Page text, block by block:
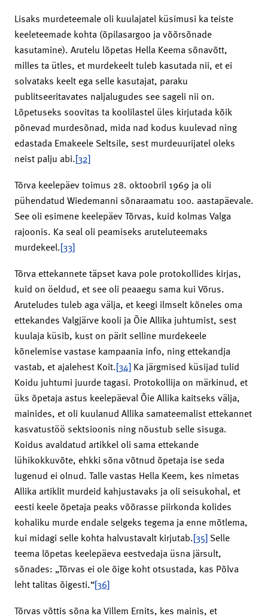
Lisaks murdeteemale oli kuulajatel küsimusi ka teiste
keeleteemade kohta (õpilasargoo ja võõrsõnade
kasutamine). Arutelu lõpetas Hella Keema sõnavõtt,
milles ta ütles, et murdekeelt tuleb kasutada nii, et ei
solvataks keelt ega selle kasutajat, paraku
publitseeritavates naljalugudes see sageli nii on.
Lõpetuseks soovitas ta koolilastel üles kirjutada kõik
põnevad murdesõnad, mida nad kodus kuulevad ning
edastada Emakeele Seltsile, sest murdeuurijatel oleks
neist palju abi.[32]
Tõrva keelepäev toimus 28. oktoobril 1969 ja oli
pühendatud Wiedemanni sõnaraamatu 100. aastapäevale.
See oli esimene keelepäev Tõrvas, kuid kolmas Valga
rajoonis. Ka seal oli peamiseks aruteluteemaks
murdekeel.[33]
Tõrva ettekannete täpset kava pole protokollides kirjas,
kuid on öeldud, et see oli peaaegu sama kui Võrus.
Aruteludes tuleb aga välja, et keegi ilmselt kõneles oma
ettekandes Valgjärve kooli ja Õie Allika juhtumist, sest
kuulaja küsib, kust on pärit selline murdekeele
kõnelemise vastase kampaania info, ning ettekandja
vastab, et ajalehest Koit.[34] Ka järgmised küsijad tulid
Koidu juhtumi juurde tagasi. Protokollija on märkinud, et
üks õpetaja astus keelepäeval Õie Allika kaitseks välja,
mainides, et oli kuulanud Allika samateemalist ettekannet
kasvatustöö sektsioonis ning nõustub selle sisuga.
Koidus avaldatud artikkel oli sama ettekande
lühikokkuvõte, ehkki sõna võtnud õpetaja ise seda
lugenud ei olnud. Talle vastas Hella Keem, kes nimetas
Allika artiklit murdeid kahjustavaks ja oli seisukohal, et
eesti keele õpetaja peaks võõrasse piirkonda kolides
kohaliku murde endale selgeks tegema ja enne mõtlema,
kui midagi selle kohta halvustavalt kirjutab.[35] Selle
teema lõpetas keelepäeva eestvedaja üsna järsult,
sõnades: „Tõrvas ei ole õige koht otsustada, kas Põlva
leht talitas õigesti.“[36]
Tõrvas võttis sõna ka Villem Ernits, kes mainis, et